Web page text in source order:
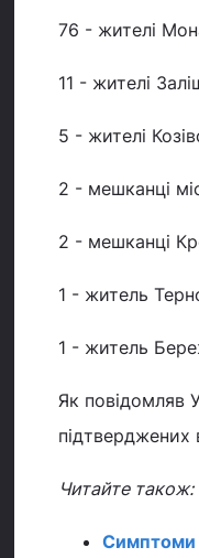
76 - жителі
11 - жителі
5 - жителі
2 - мешканці
2 - мешканці
1 - житель
1 - житель
Як повідомляв
підтверджених
Читайте також:
Симптоми